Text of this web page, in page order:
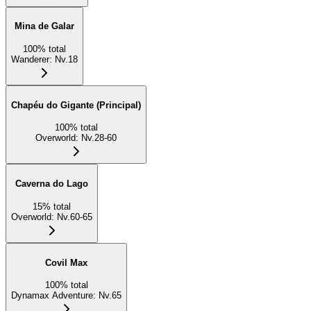
Mina de Galar
100% total
Wanderer: Nv.18
Chapéu do Gigante (Principal)
100% total
Overworld: Nv.28-60
Caverna do Lago
15% total
Overworld: Nv.60-65
Covil Max
100% total
Dynamax Adventure: Nv.65